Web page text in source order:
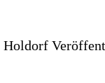
Holdorf